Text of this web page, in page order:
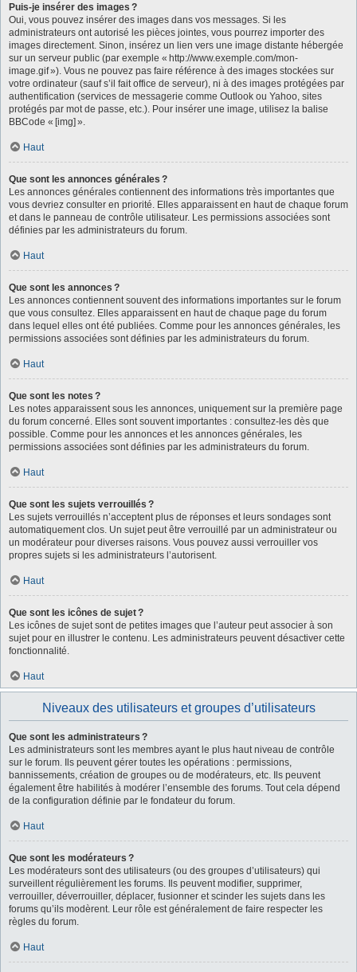
Puis-je insérer des images ?
Oui, vous pouvez insérer des images dans vos messages. Si les
administrateurs ont autorisé les pièces jointes, vous pourrez importer des
images directement. Sinon, insérez un lien vers une image distante hébergée
sur un serveur public (par exemple « http://www.exemple.com/mon-
image.gif »). Vous ne pouvez pas faire référence à des images stockées sur
votre ordinateur (sauf s’il fait office de serveur), ni à des images protégées par
authentification (services de messagerie comme Outlook ou Yahoo, sites
protégés par mot de passe, etc.). Pour insérer une image, utilisez la balise
BBCode « [img] ».
Haut
Que sont les annonces générales ?
Les annonces générales contiennent des informations très importantes que
vous devriez consulter en priorité. Elles apparaissent en haut de chaque forum
et dans le panneau de contrôle utilisateur. Les permissions associées sont
définies par les administrateurs du forum.
Haut
Que sont les annonces ?
Les annonces contiennent souvent des informations importantes sur le forum
que vous consultez. Elles apparaissent en haut de chaque page du forum
dans lequel elles ont été publiées. Comme pour les annonces générales, les
permissions associées sont définies par les administrateurs du forum.
Haut
Que sont les notes ?
Les notes apparaissent sous les annonces, uniquement sur la première page
du forum concerné. Elles sont souvent importantes : consultez-les dès que
possible. Comme pour les annonces et les annonces générales, les
permissions associées sont définies par les administrateurs du forum.
Haut
Que sont les sujets verrouillés ?
Les sujets verrouillés n’acceptent plus de réponses et leurs sondages sont
automatiquement clos. Un sujet peut être verrouillé par un administrateur ou
un modérateur pour diverses raisons. Vous pouvez aussi verrouiller vos
propres sujets si les administrateurs l’autorisent.
Haut
Que sont les icônes de sujet ?
Les icônes de sujet sont de petites images que l’auteur peut associer à son
sujet pour en illustrer le contenu. Les administrateurs peuvent désactiver cette
fonctionnalité.
Haut
Niveaux des utilisateurs et groupes d’utilisateurs
Que sont les administrateurs ?
Les administrateurs sont les membres ayant le plus haut niveau de contrôle
sur le forum. Ils peuvent gérer toutes les opérations : permissions,
bannissements, création de groupes ou de modérateurs, etc. Ils peuvent
également être habilités à modérer l’ensemble des forums. Tout cela dépend
de la configuration définie par le fondateur du forum.
Haut
Que sont les modérateurs ?
Les modérateurs sont des utilisateurs (ou des groupes d’utilisateurs) qui
surveillent régulièrement les forums. Ils peuvent modifier, supprimer,
verrouiller, déverrouiller, déplacer, fusionner et scinder les sujets dans les
forums qu’ils modèrent. Leur rôle est généralement de faire respecter les
règles du forum.
Haut